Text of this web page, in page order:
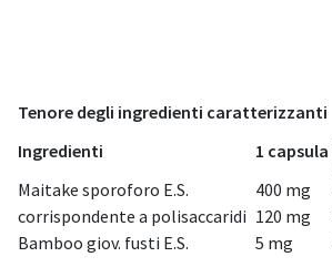
Tenore degli ingredienti caratterizzanti
Ingredienti
1 capsula
Maitake sporoforo E.S.
400 mg
corrispondente a polisaccaridi 120 mg
Bamboo giov. fusti E.S.
5 mg